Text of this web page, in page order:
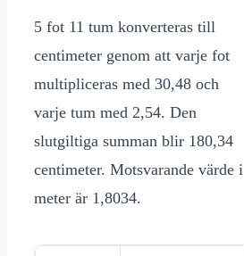
5 fot 11 tum konverteras till
centimeter genom att varje fot
multipliceras med 30,48 och
varje tum med 2,54. Den
slutgiltiga summan blir 180,34
centimeter. Motsvarande värde i
meter är 1,8034.